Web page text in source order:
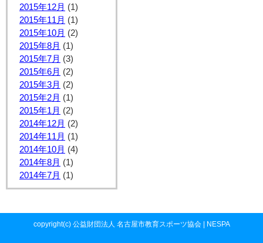
2015年12月 (1)
2015年11月 (1)
2015年10月 (2)
2015年8月 (1)
2015年7月 (3)
2015年6月 (2)
2015年3月 (2)
2015年2月 (1)
2015年1月 (2)
2014年12月 (2)
2014年11月 (1)
2014年10月 (4)
2014年8月 (1)
2014年7月 (1)
copyright(c) 公益財団法人 名古屋市教育スポーツ協会 | NESPA